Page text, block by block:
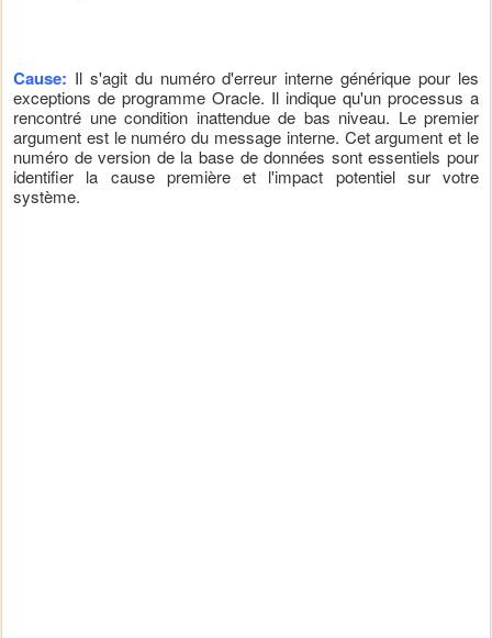
Cause: Il s'agit du numéro d'erreur interne générique pour les
exceptions de programme Oracle. Il indique qu'un processus a
rencontré une condition inattendue de bas niveau. Le premier
argument est le numéro du message interne. Cet argument et le
numéro de version de la base de données sont essentiels pour
identifier la cause première et l'impact potentiel sur votre
système.